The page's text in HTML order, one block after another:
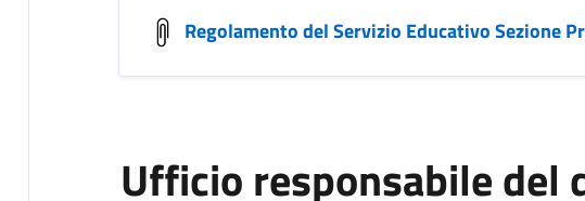
Regolamento del Servizio Educativo Sezione
Ufficio responsabile del